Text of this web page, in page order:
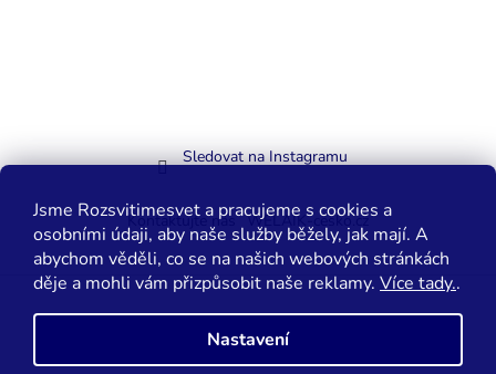
Jsme Rozsvitimesvet a pracujeme s cookies a
osobními údaji, aby naše služby běžely, jak mají. A
abychom věděli, co se na našich webových stránkách
děje a mohli vám přizpůsobit naše reklamy. Více tady..
Nastavení
Sledovat na Instagramu
Kontaktujte nás WELAIK-cesko.cz
Vytvořil Shoptet